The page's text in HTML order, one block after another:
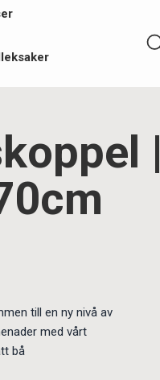
|
till en ny nivå av
med vårt
bå